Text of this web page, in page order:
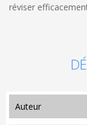
réviser
auteur